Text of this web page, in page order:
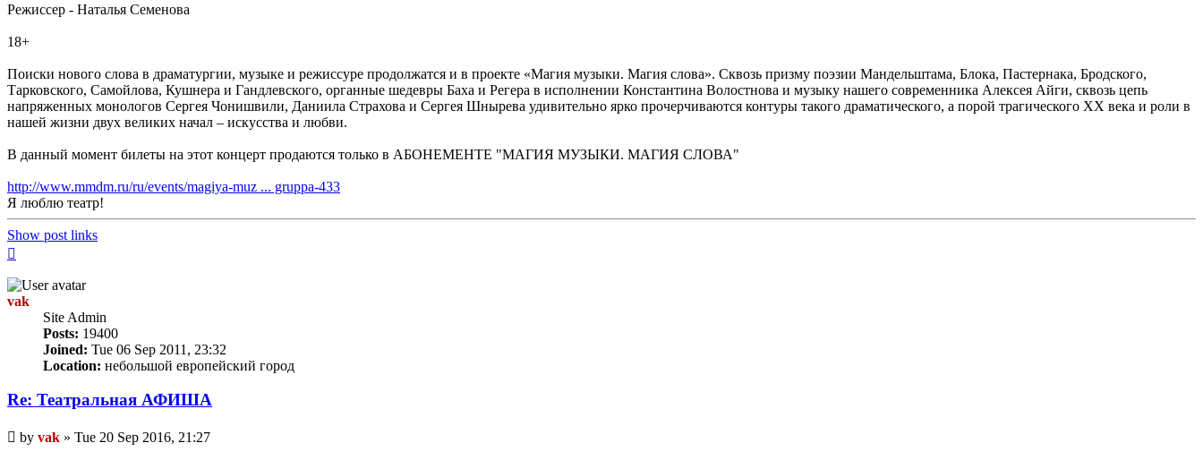
Режиссер - Наталья Семенова
18+
Поиски нового слова в драматургии, музыке и режиссуре продолжатся и в проекте «Магия музыки. Магия слова». Сквозь призму поэзии Мандельштама, Блока, Пастернака, Бродского,
Тарковского, Самойлова, Кушнера и Гандлевского, органные шедевры Баха и Регера в исполнении Константина Волостнова и музыку нашего современника Алексея Айги, сквозь цепь
напряженных монологов Сергея Чонишвили, Даниила Страхова и Сергея Шнырева удивительно ярко прочерчиваются контуры такого драматического, а порой трагического ХХ века и роли в
нашей жизни двух великих начал – искусства и любви.
В данный момент билеты на этот концерт продаются только в АБОНЕМЕНТЕ "МАГИЯ МУЗЫКИ. МАГИЯ СЛОВА"
http://www.mmdm.ru/ru/events/magiya-muz ... gruppa-433
Я люблю театр!
Show post links
vak
Site Admin
Posts: 19400
Joined: Tue 06 Sep 2011, 23:32
Location: небольшой европейский город
Re: Театральная АФИША
Unread
post
by vak » Tue 20 Sep 2016, 21:27